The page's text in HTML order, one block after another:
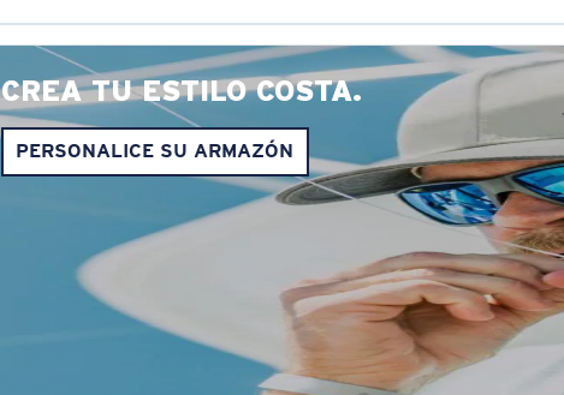
CREA TU ESTILO COSTA.
PERSONALICE SU ARMAZÓN